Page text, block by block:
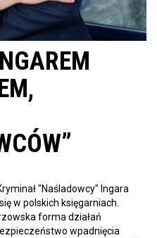
"Naśladowcy" Ingara
w polskich księgarniach.
forma działań
wpadnięcia